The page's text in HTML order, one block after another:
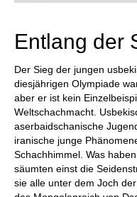
individueller als je zuvor.
Entlang der
Der Sieg der jungen
diesjährigen Olympiade
aber er ist kein
Weltschachmacht.
aserbaidschanische
iranische junge
Schachhimmel. Was
säumten einst die
sie alle unter dem Joch